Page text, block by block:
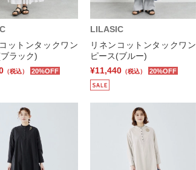
ットンタックワン
ラック)
（税込） 20%OFF
LILASIC
リネンコットンタックワン
ピース(ブルー)
¥11,440 （税込） 20%OFF